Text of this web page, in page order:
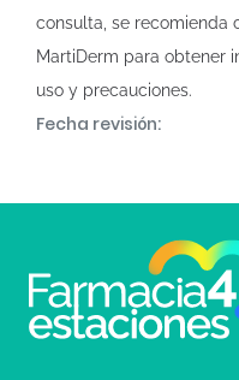
consulta, se recomienda
MartiDerm para obtener
uso y precauciones.
Fecha revisión: